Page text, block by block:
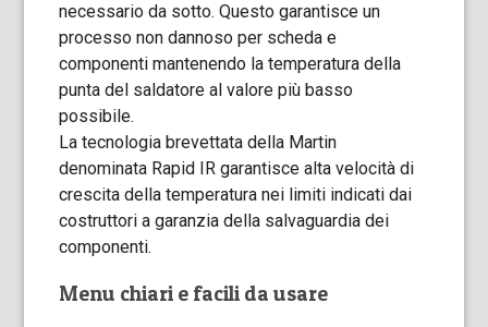
necessario da sotto. Questo garantisce un
processo non dannoso per scheda e
componenti mantenendo la temperatura della
punta del saldatore al valore più basso
possibile.
La tecnologia brevettata della Martin
denominata Rapid IR garantisce alta velocità di
crescita della temperatura nei limiti indicati dai
costruttori a garanzia della salvaguardia dei
componenti.
Menu chiari e facili da usare